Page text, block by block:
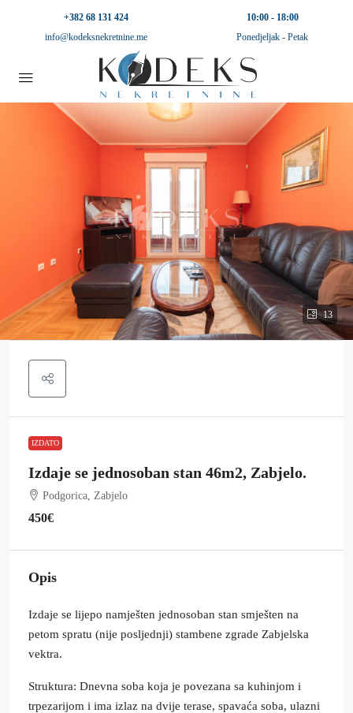
+382 68 131 424
info@kodeksnekretnine.me
10:00 - 18:00
Ponedjeljak - Petak
13
IZDATO
Izdaje se jednosoban stan 46m2, Zabjelo.
Podgorica, Zabjelo
450€
Opis
Izdaje se lijepo namješten jednosoban stan smješten na
petom spratu (nije posljednji) stambene zgrade Zabjelska
vektra.
Struktura: Dnevna soba koja je povezana sa kuhinjom i
trpezarijom i ima izlaz na dvije terase, spavaća soba, ulazni